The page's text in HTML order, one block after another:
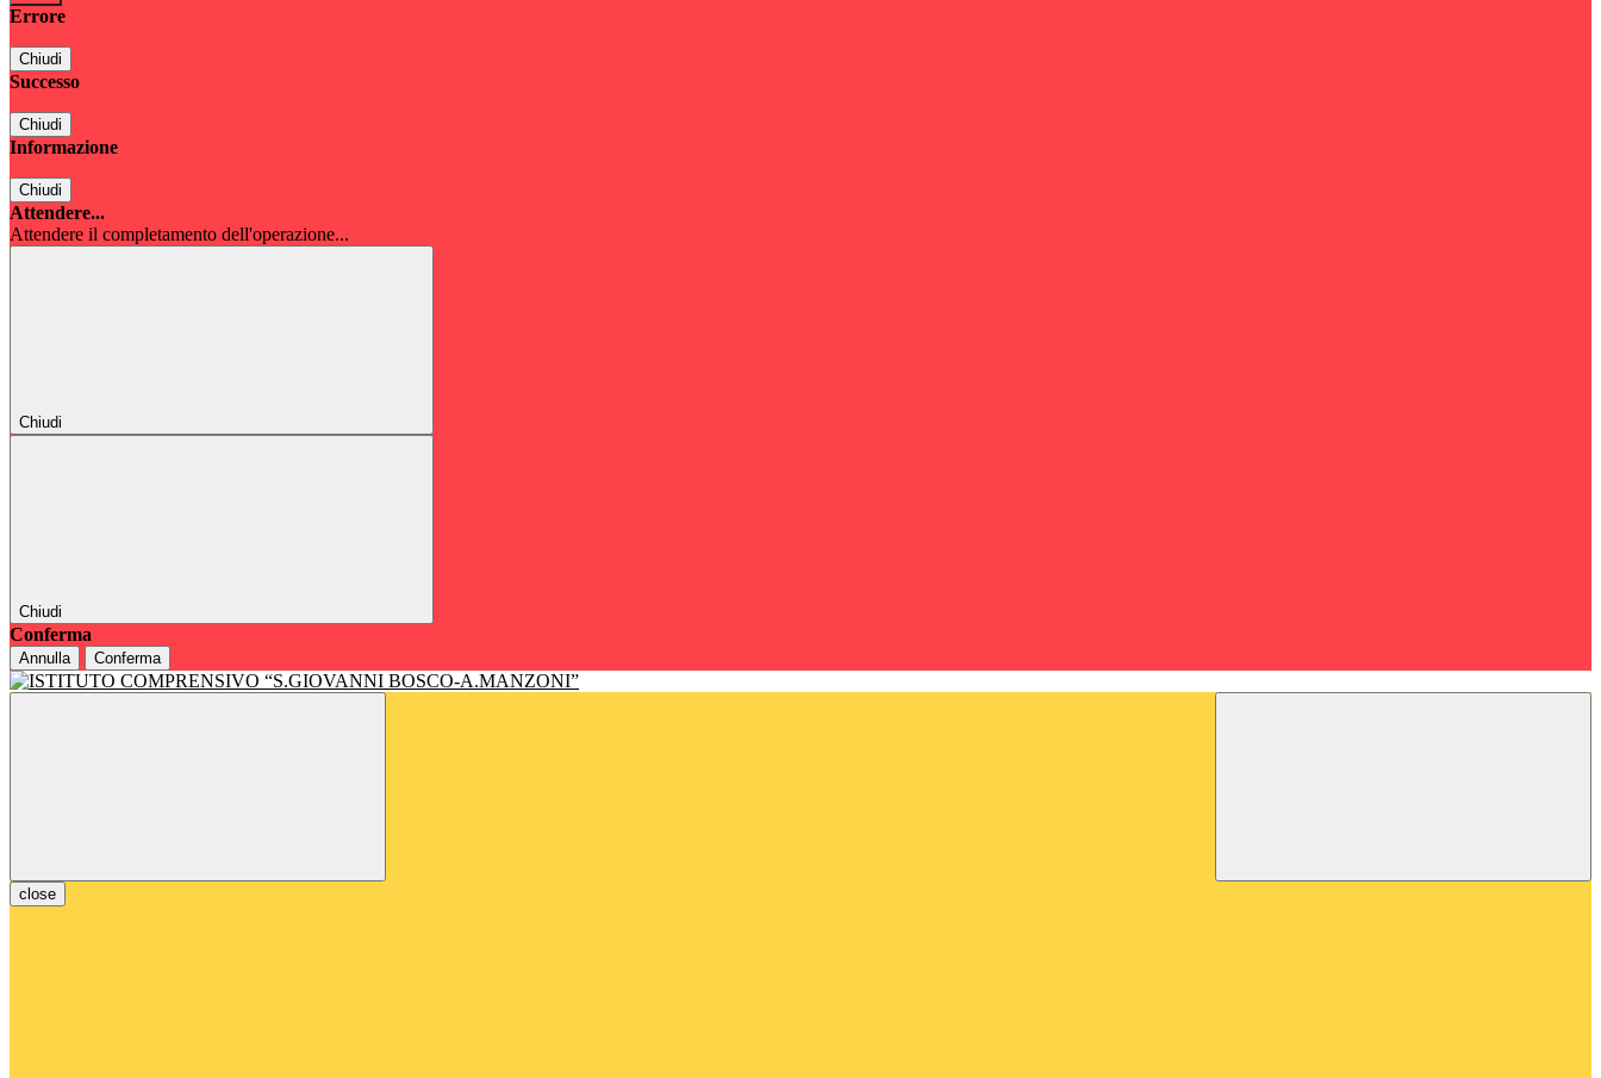
Errore
Chiudi
Successo
Chiudi
Informazione
Chiudi
Attendere...
Attendere il completamento dell'operazione...
Chiudi
Chiudi
Conferma
Annulla Conferma
close